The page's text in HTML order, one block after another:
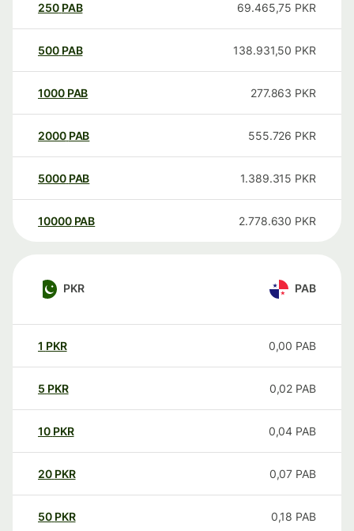
250 PAB 69.465,75 PKR
500 PAB 138.931,50 PKR
1000 PAB 277.863 PKR
2000 PAB 555.726 PKR
5000 PAB 1.389.315 PKR
10000 PAB 2.778.630 PKR
PKR PAB
1 PKR 0,00 PAB
5 PKR 0,02 PAB
10 PKR 0,04 PAB
20 PKR 0,07 PAB
50 PKR 0,18 PAB